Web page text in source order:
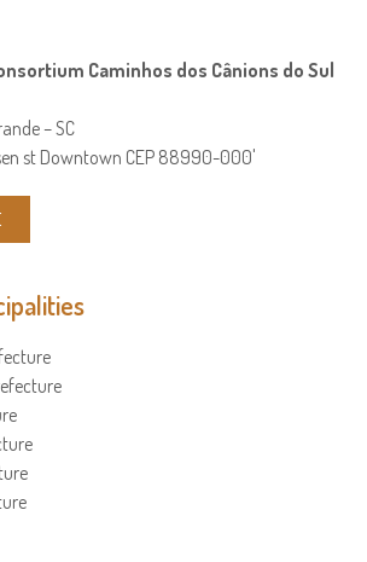
Caminhos dos Cânions do Sul
– SC
st Downtown CEP 88990-000'